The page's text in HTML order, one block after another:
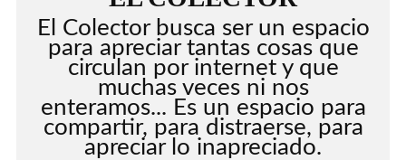
El Colector busca ser un espacio
para apreciar tantas cosas que
circulan por internet y que
muchas veces ni nos
enteramos... Es un espacio para
compartir, para distraerse, para
apreciar lo inapreciado.